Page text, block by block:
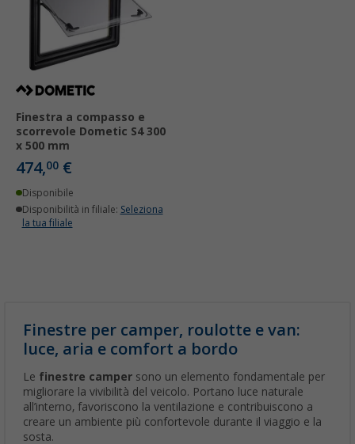
Finestra a compasso e
scorrevole Dometic S4 300
x 500 mm
474,00 €
Disponibile
Disponibilità in filiale: Seleziona
la tua filiale
Finestre per camper, roulotte e van:
luce, aria e comfort a bordo
Le finestre camper sono un elemento fondamentale per
migliorare la vivibilità del veicolo. Portano luce naturale
all’interno, favoriscono la ventilazione e contribuiscono a
creare un ambiente più confortevole durante il viaggio e la
sosta.